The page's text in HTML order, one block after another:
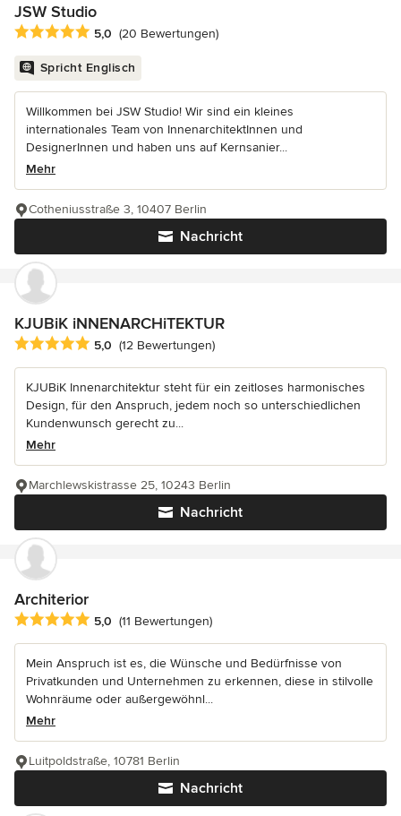
JSW Studio
Durchschnittliche Bewertung: 5 von 5 Sternen
5,0 (20 Bewertungen)
Spricht Englisch
Willkommen bei JSW Studio! Wir sind ein kleines
internationales Team von InnenarchitektInnen und
DesignerInnen und haben uns auf Kernsanier...
Mehr
Nachricht
Cotheniusstraße 3, 10407 Berlin
KJUBiK iNNENARCHiTEKTUR
Durchschnittliche Bewertung: 5 von 5 Sternen
5,0 (12 Bewertungen)
KJUBiK Innenarchitektur steht für ein zeitloses harmonisches
Design, für den Anspruch, jedem noch so unterschiedlichen
Kundenwunsch gerecht zu...
Mehr
Nachricht
Marchlewskistrasse 25, 10243 Berlin
Architerior
Durchschnittliche Bewertung: 5 von 5 Sternen
5,0 (11 Bewertungen)
Mein Anspruch ist es, die Wünsche und Bedürfnisse von
Privatkunden und Unternehmen zu erkennen, diese in stilvolle
Wohnräume oder außergewöhnl...
Mehr
Nachricht
Luitpoldstraße, 10781 Berlin